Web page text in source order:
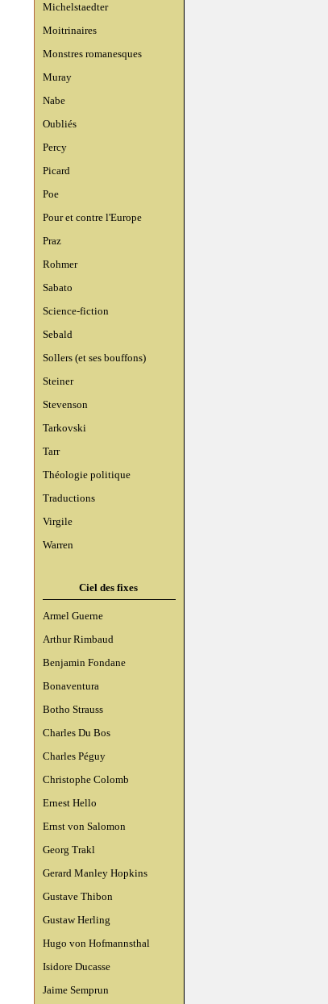
Michelstaedter
Moitrinaires
Monstres romanesques
Muray
Nabe
Oubliés
Percy
Picard
Poe
Pour et contre l'Europe
Praz
Rohmer
Sabato
Science-fiction
Sebald
Sollers (et ses bouffons)
Steiner
Stevenson
Tarkovski
Tarr
Théologie politique
Traductions
Virgile
Warren
Ciel des fixes
Armel Guerne
Arthur Rimbaud
Benjamin Fondane
Bonaventura
Botho Strauss
Charles Du Bos
Charles Péguy
Christophe Colomb
Ernest Hello
Ernst von Salomon
Georg Trakl
Gerard Manley Hopkins
Gustave Thibon
Gustaw Herling
Hugo von Hofmannsthal
Isidore Ducasse
Jaime Semprun